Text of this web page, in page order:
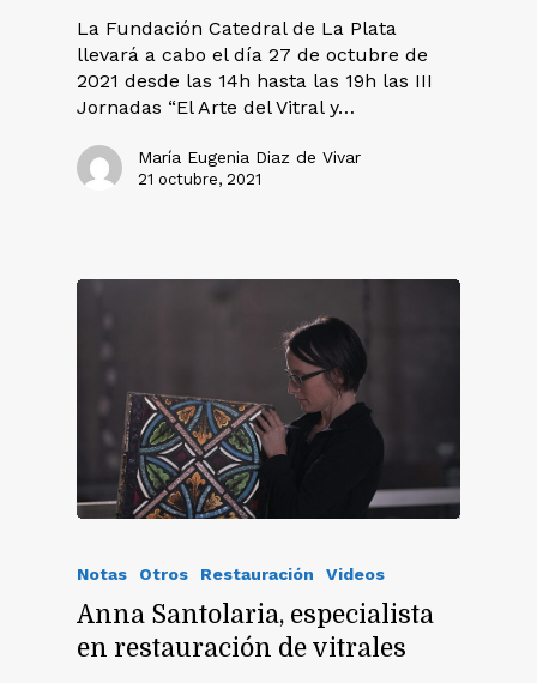
La Fundación Catedral de La Plata
llevará a cabo el día 27 de octubre de
2021 desde las 14h hasta las 19h las III
Jornadas “El Arte del Vitral y…
María Eugenia Diaz de Vivar
21 octubre, 2021
Notas Otros Restauración Videos
Anna Santolaria, especialista
en restauración de vitrales